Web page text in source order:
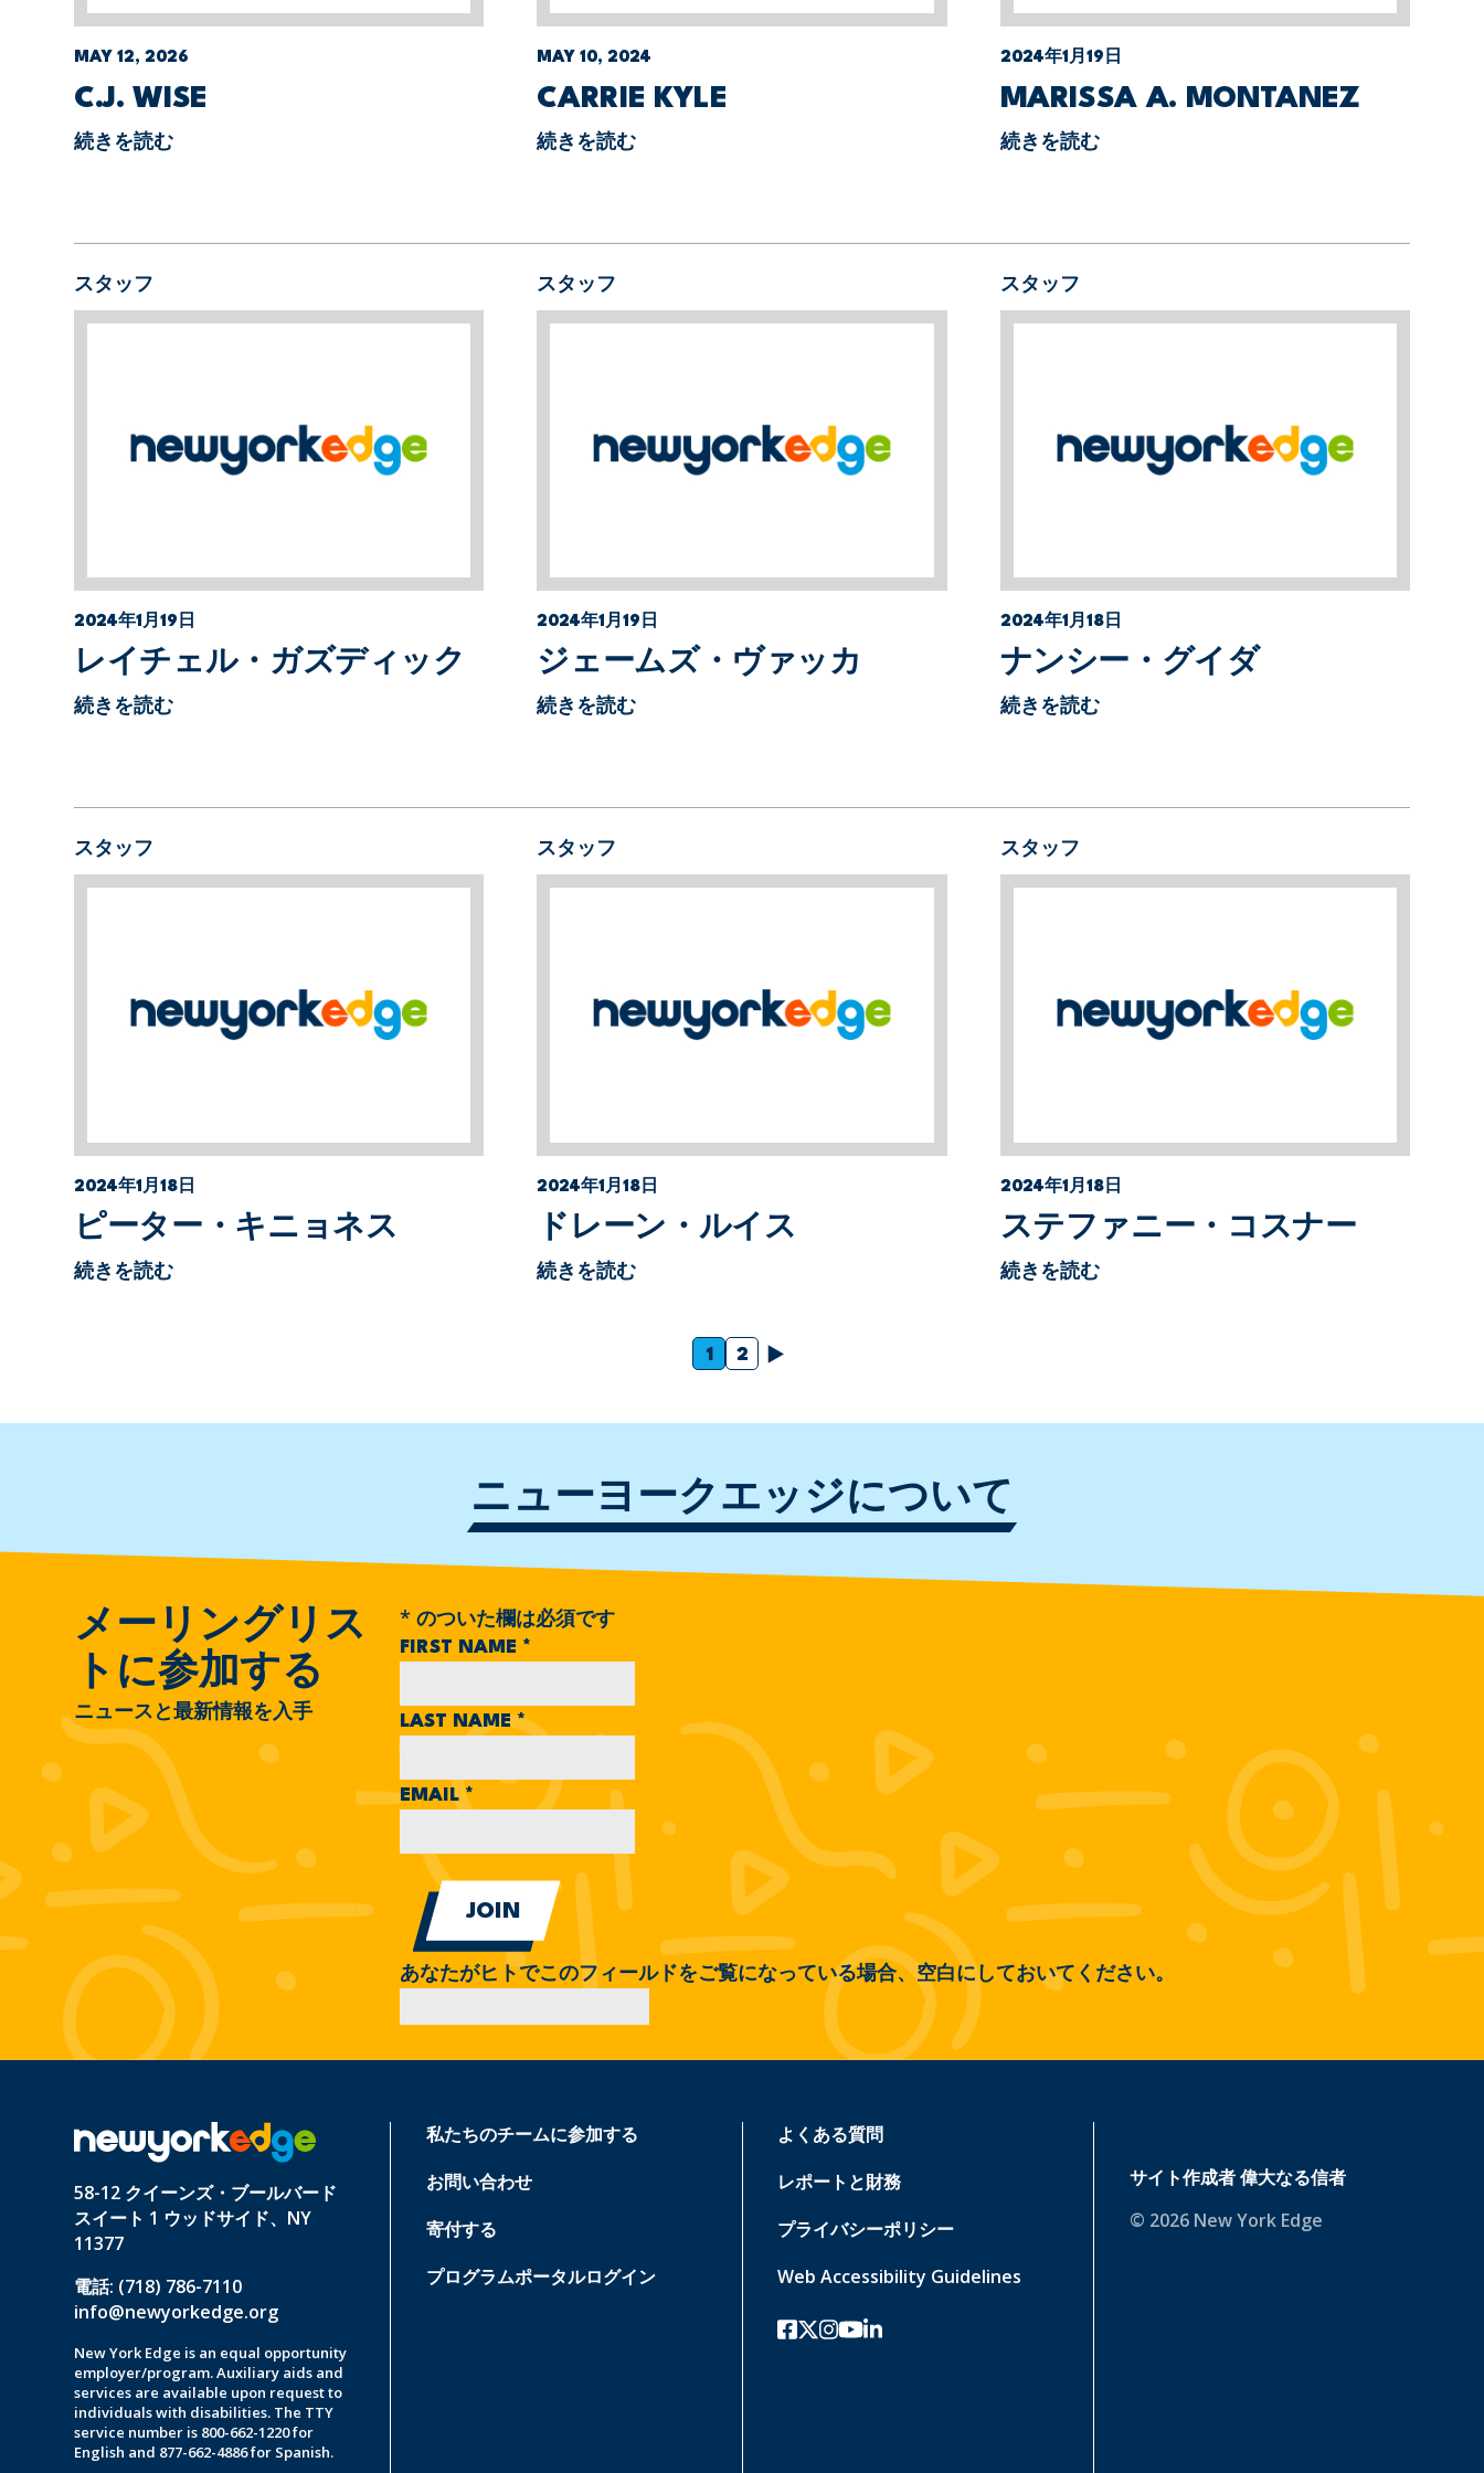
MAY 12, 2026
C.J. WISE
続きを読む
MAY 10, 2024
CARRIE KYLE
続きを読む
2024年1月19日
MARISSA A. MONTANEZ
続きを読む
スタッフ
2024年1月19日
レイチェル・ガズディック
続きを読む
スタッフ
2024年1月19日
ジェームズ・ヴァッカ
続きを読む
スタッフ
2024年1月18日
ナンシー・グイダ
続きを読む
スタッフ
2024年1月18日
ピーター・キニョネス
続きを読む
スタッフ
2024年1月18日
ドレーン・ルイス
続きを読む
スタッフ
2024年1月18日
ステファニー・コスナー
続きを読む
1 2 次
ニューヨークエッジについて
メーリングリス
トに参加する
ニュースと最新情報を入手
* のついた欄は必須です
FIRST NAME *
LAST NAME*
EMAIL *
あなたがヒトでこのフィールドをご覧になっている場合、空白にしておいてください。
58-12 クイーンズ・ブールバード
スイート 1 ウッドサイド、NY
11377
電話: (718) 786-7110
info@newyorkedge.org
New York Edge is an equal opportunity
employer/program. Auxiliary aids and
services are available upon request to
individuals with disabilities. The TTY
service number is 800-662-1220 for
English and 877-662-4886 for Spanish.
私たちのチームに参加する
お問い合わせ
寄付する
プログラムポータルログイン
よくある質問
レポートと財務
プライバシーポリシー
Web Accessibility Guidelines
フェイスブック
ツイッターx
インスタグラム
ユーチューブ
リンクトイン
サイト作成者偉大なる信者
© 2026 New York Edge